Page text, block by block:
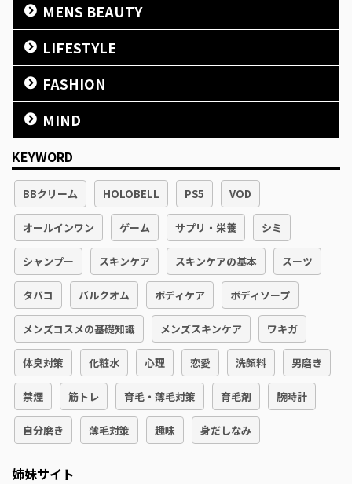
MENS BEAUTY
LIFESTYLE
FASHION
MIND
KEYWORD
BBクリーム HOLOBELL PS5 VOD
オールインワン ゲーム サプリ・栄養 シミ
シャンプー スキンケア スキンケアの基本 スーツ
タバコ バルクオム ボディケア ボディソープ
メンズコスメの基礎知識 メンズスキンケア ワキガ
体臭対策 化粧水 心理 恋愛 洗顔料 男磨き
禁煙 筋トレ 育毛・薄毛対策 育毛剤 腕時計
自分磨き 薄毛対策 趣味 身だしなみ
姉妹サイト